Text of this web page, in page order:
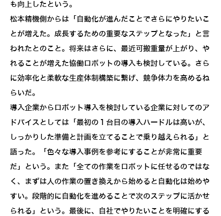
も向上したという。
松本精機側からは「自動化が進んだことでさらにやりたいこ
とが増えた。成長するための重要なステップとなった」と言
われたとのこと。将来はさらに、最近可搬重量が上がり、や
れることが増えた協働ロボットの導入も検討している。さら
に効率化と柔軟な生産体制構築に繋げ、競争体力を高めるね
らいだ。
導入企業からロボット導入を検討している企業に対してのア
ドバイスとしては「最初の１台目の導入ハードルは高いが、
しっかりした準備と計画を立てることで乗り越えられる」と
語った。「色々な導入事例を参考にすることが非常に重要
だ」という。また「全ての作業をロボットに任せるのではな
く、まずは人の作業の置き換えから始めると自動化は始めや
すい。段階的に自動化を進めることで次のステップに活かせ
られる」という。最後に、自社でやりたいことを明確にする